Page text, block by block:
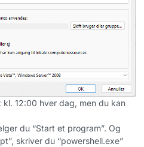
kl. 12:00 hver dag, men du kan
du “Start et program”. Og
skriver du “powershell.exe”